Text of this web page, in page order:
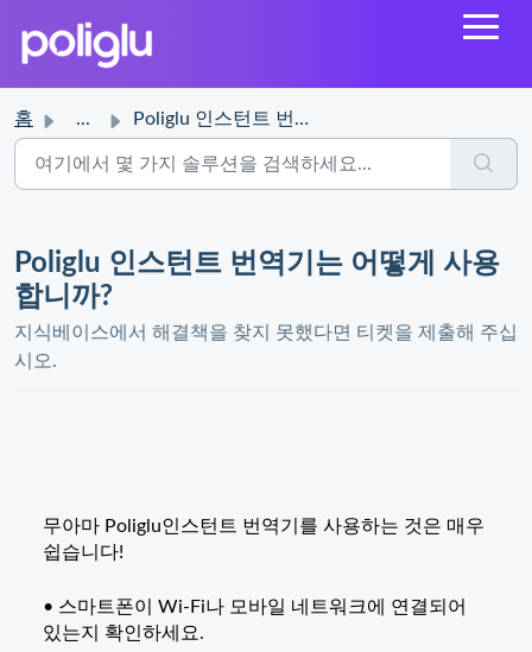
홈 ... Poliglu 인스턴트 번역기는 어떻게 사용합니까?
Poliglu 인스턴트 번역기는 어떻게 사용
합니까?
지식베이스에서 해결책을 찾지 못했다면 티켓을 제출해 주십
시오.
무아마 Poliglu인스턴트 번역기를 사용하는 것은 매우
쉽습니다!
• 스마트폰이 Wi-Fi나 모바일 네트워크에 연결되어
있는지 확인하세요.